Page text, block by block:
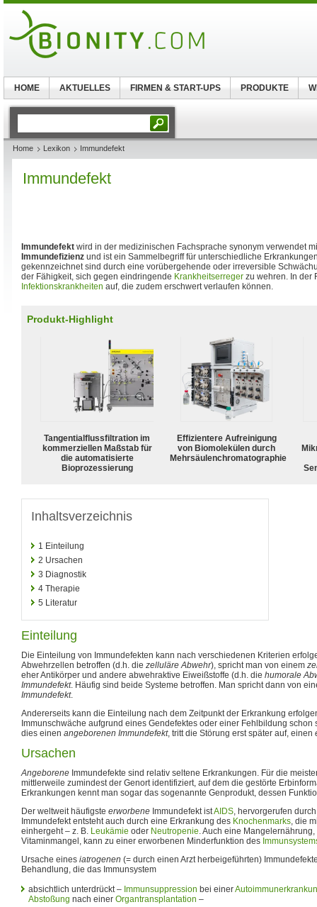
Home Lexikon Immundefekt
Immundefekt
Immundefekt wird in der medizinischen Fachsprache synonym verwendet
Immundefizienz und ist ein Sammelbegriff für unterschiedliche
gekennzeichnet sind durch eine vorübergehende oder irreversible
der Fähigkeit, sich gegen eindringende Krankheitserreger zu wehren. In der
Infektionskrankheiten auf, die zudem erschwert verlaufen können.
Produkt-Highlight
Tangentialflussfiltration im
kommerziellen Maßstab für
die automatisierte
Bioprozessierung
Effizientere Aufreinigung
von Biomolekülen durch
Mehrsäulenchromatographie
Inhaltsverzeichnis
1 Einteilung
2 Ursachen
3 Diagnostik
4 Therapie
5 Literatur
Einteilung
Die Einteilung von Immundefekten kann nach verschiedenen Kriterien
Abwehrzellen betroffen (d.h. die zelluläre Abwehr), spricht man von einem
eher Antikörper und andere abwehraktive Eiweißstoffe (d.h. die humorale
Immundefekt. Häufig sind beide Systeme betroffen. Man spricht dann von
Immundefekt.
Andererseits kann die Einteilung nach dem Zeitpunkt der Erkrankung
Immunschwäche aufgrund eines Gendefektes oder einer Fehlbildung schon
dies einen angeborenen Immundefekt, tritt die Störung erst später auf, einen
Ursachen
Angeborene Immundefekte sind relativ seltene Erkrankungen. Für die
mittlerweile zumindest der Genort identifiziert, auf dem die gestörte
Erkrankungen kennt man sogar das sogenannte Genprodukt, dessen
Der weltweit häufigste erworbene Immundefekt istAIDS, hervorgerufen
Immundefekt entsteht auch durch eine Erkrankung des Knochenmarks, die
einhergeht – z. B. Leukämie oder Neutropenie. Auch eine
Vitaminmangel, kann zu einer erworbenen Minderfunktion des
Ursache eines iatrogenen (= durch einen Arzt herbeigeführten)
Behandlung, die das Immunsystem
absichtlich unterdrückt – Immunsuppression bei einer
Abstoßung nach einer Organtransplantation –
HOME AKTUELLES FIRMEN & START-UPS PRODUKTE